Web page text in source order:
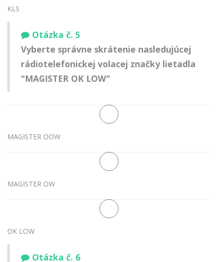
KLS
Otázka č. 5
Vyberte správne skrátenie nasledujúcej
rádiotelefonickej volacej značky lietadla
"MAGISTER OK LOW"
MAGISTER OOW
MAGISTER OW
OK LOW
Otázka č. 6